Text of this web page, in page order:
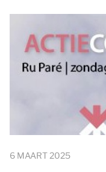
6 MAART 2025